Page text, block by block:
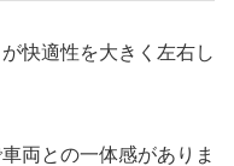
快適性を大きく左右し
両との一体感がありま